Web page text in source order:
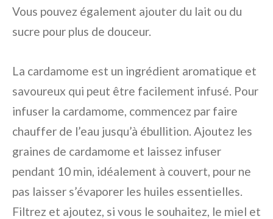
Vous pouvez également ajouter du lait ou du
sucre pour plus de douceur.
La cardamome est un ingrédient aromatique et
savoureux qui peut être facilement infusé. Pour
infuser la cardamome, commencez par faire
chauffer de l’eau jusqu’à ébullition. Ajoutez les
graines de cardamome et laissez infuser
pendant 10 min, idéalement à couvert, pour ne
pas laisser s’évaporer les huiles essentielles.
Filtrez et ajoutez, si vous le souhaitez, le miel et